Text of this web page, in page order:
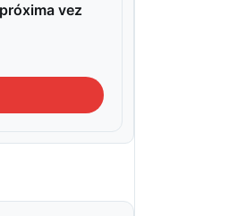
vez